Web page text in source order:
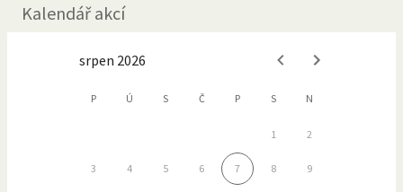
Kalendář akcí
srpen 2026
P Ú S Č P S N
1 2
3 4 5 6 7 8 9